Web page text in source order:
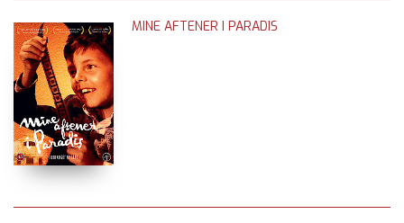
MINE AFTENER I PARADIS